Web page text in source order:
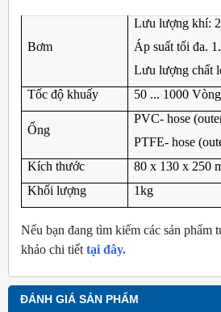
Bơm
Lưu lượng khí:
Áp suất tối đa.
Lưu lượng chất
Tốc độ khuấy
50 ... 1000
Ống
PVC- hose
PTFE- hose
Kích thước
80 x 130 x 250
Khối lượng
1kg
Nếu bạn đang tìm kiếm các sản phẩm
khảo chi tiết tại đây.
ĐÁNH GIÁ SẢN PHẨM